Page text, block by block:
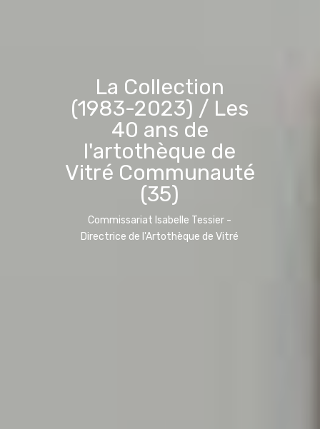
La Collection
(1983-2023) / Les
40 ans de
l'artothèque de
Vitré Communauté
(35)
Commissariat Isabelle Tessier -
Directrice de l'Artothèque de Vitré